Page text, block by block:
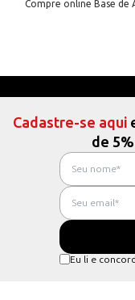
Compre online Base de
Cadastre-se aqui
de
Eu li e